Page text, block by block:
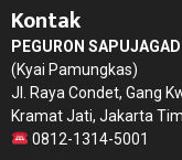
Kontak
PEGURON SAPUJAGAD
(Kyai Pamungkas)
Jl. Raya Condet, Gang
Kramat Jati, Jakarta
0812-1314-5001